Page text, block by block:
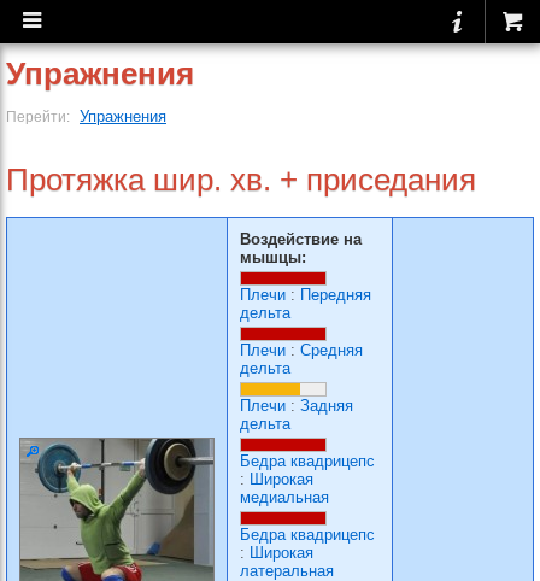
Упражнения
Перейти: Упражнения
Протяжка шир. хв. + приседания
Воздействие на
мышцы:
Плечи : Передняя
дельта
Плечи : Средняя
дельта
Плечи : Задняя
дельта
Бедра квадрицепс
: Широкая
медиальная
Бедра квадрицепс
: Широкая
латеральная